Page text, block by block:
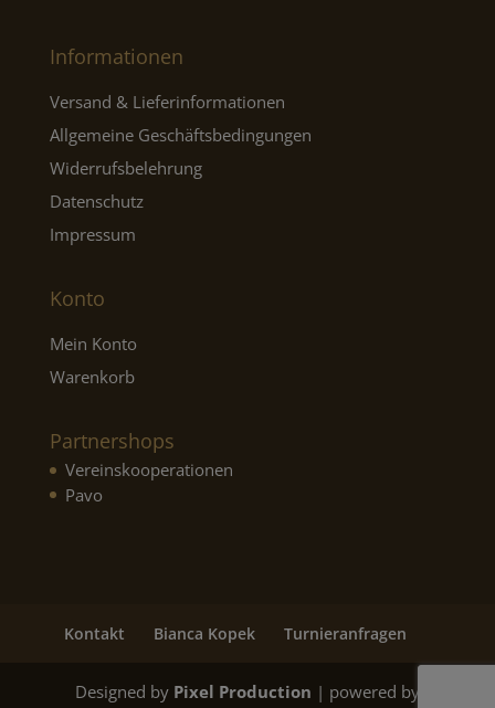
Informationen
Versand & Lieferinformationen
Allgemeine Geschäftsbedingungen
Widerrufsbelehrung
Datenschutz
Impressum
Konto
Mein Konto
Warenkorb
Partnershops
Vereinskooperationen
Pavo
Kontakt Bianca Kopek Turnieranfragen
Designed by Pixel Production | powered by